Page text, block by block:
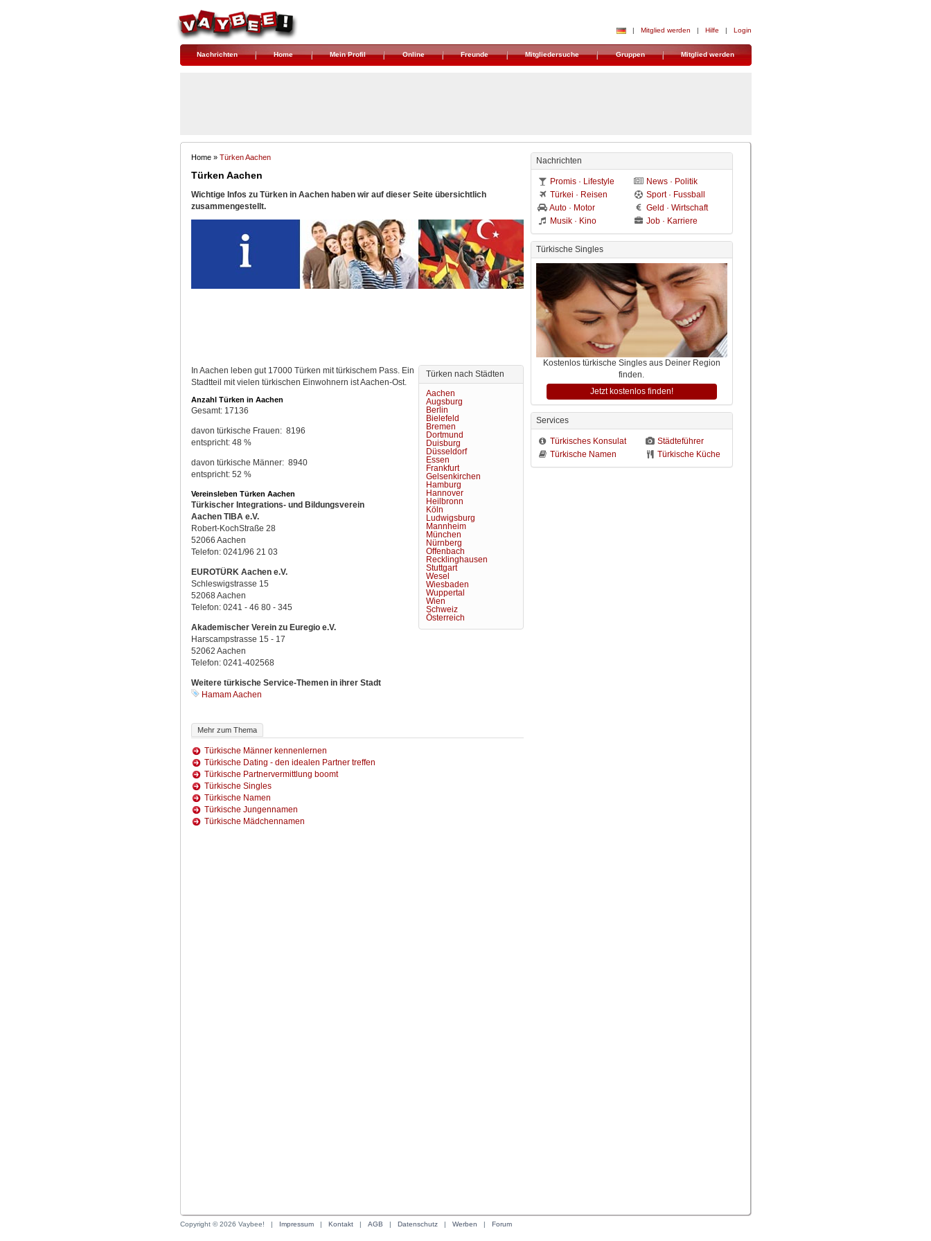
| Mitglied werden | Hilfe | Login
Nachrichten Home Mein Profil Online Freunde Mitgliedersuche Gruppen Mitglied werden
Home » Türken Aachen
Türken Aachen
Wichtige Infos zu Türken in Aachen haben wir auf dieser Seite übersichtlich
zusammengestellt.
Türken nach Städten
Aachen
Augsburg
Berlin
Bielefeld
Bremen
Dortmund
Duisburg
Düsseldorf
Essen
Frankfurt
Gelsenkirchen
Hamburg
Hannover
Heilbronn
Köln
Ludwigsburg
Mannheim
München
Nürnberg
Offenbach
Recklinghausen
Stuttgart
Wesel
Wiesbaden
Wuppertal
Wien
Schweiz
Österreich
In Aachen leben gut 17000 Türken mit türkischem Pass. Ein
Stadtteil mit vielen türkischen Einwohnern ist Aachen-Ost.
Anzahl Türken in Aachen
Gesamt: 17136
davon türkische Frauen: 8196
entspricht: 48 %
davon türkische Männer: 8940
entspricht: 52 %
Vereinsleben Türken Aachen
Türkischer Integrations- und Bildungsverein
Aachen TIBA e.V.
Robert-KochStraße 28
52066 Aachen
Telefon: 0241/96 21 03
EUROTÜRK Aachen e.V.
Schleswigstrasse 15
52068 Aachen
Telefon: 0241 - 46 80 - 345
Akademischer Verein zu Euregio e.V.
Harscampstrasse 15 - 17
52062 Aachen
Telefon: 0241-402568
Weitere türkische Service-Themen in ihrer Stadt
Hamam Aachen
Mehr zum Thema
Türkische Männer kennenlernen
Türkische Dating - den idealen Partner treffen
Türkische Partnervermittlung boomt
Türkische Singles
Türkische Namen
Türkische Jungennamen
Türkische Mädchennamen
Nachrichten
Promis · Lifestyle
News · Politik
Türkei · Reisen
Sport · Fussball
Auto · Motor
Geld · Wirtschaft
Musik · Kino
Job · Karriere
Türkische Singles
Kostenlos türkische Singles aus Deiner Region
finden.
Jetzt kostenlos finden!
Services
Türkisches Konsulat
Städteführer
Türkische Namen
Türkische Küche
Copyright © 2026 Vaybee! | Impressum | Kontakt | AGB | Datenschutz | Werben | Forum